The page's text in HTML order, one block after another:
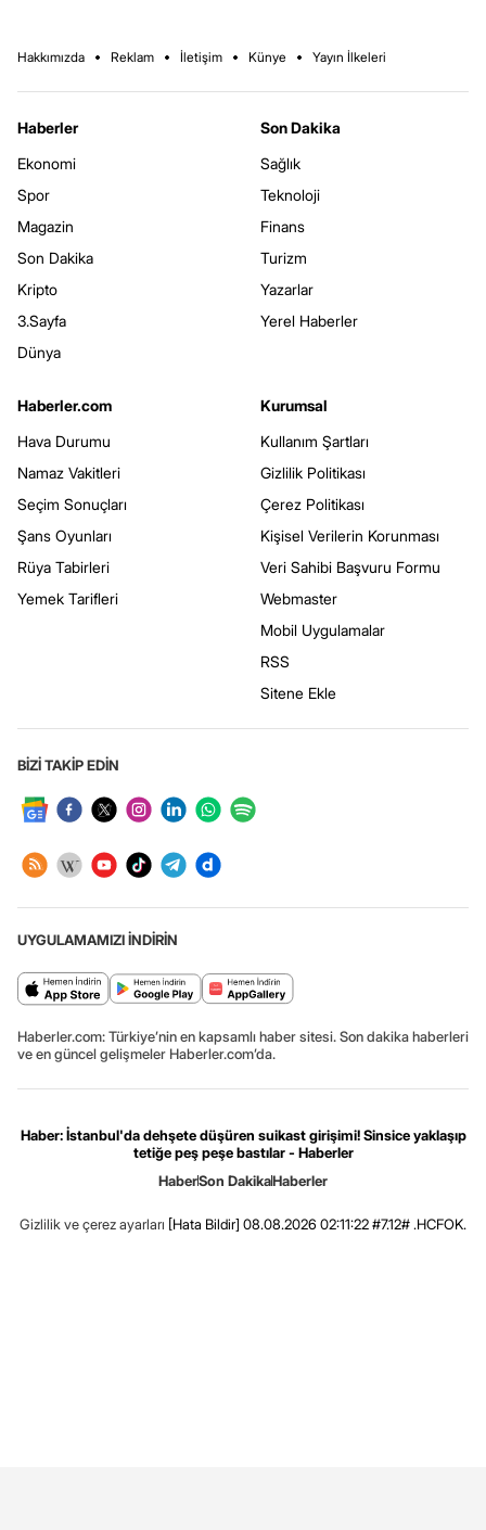
Hakkımızda Reklam İletişim Künye Yayın İlkeleri
Haberler
Ekonomi
Spor
Magazin
Son Dakika
Kripto
3.Sayfa
Dünya
Son Dakika
Sağlık
Teknoloji
Finans
Turizm
Yazarlar
Yerel Haberler
Haberler.com
Hava Durumu
Namaz Vakitleri
Seçim Sonuçları
Şans Oyunları
Rüya Tabirleri
Yemek Tarifleri
Kurumsal
Kullanım Şartları
Gizlilik Politikası
Çerez Politikası
Kişisel Verilerin Korunması
Veri Sahibi Başvuru Formu
Webmaster
Mobil Uygulamalar
RSS
Sitene Ekle
BİZİ TAKİP EDİN
UYGULAMAMIZI İNDİRİN
Haberler.com: Türkiye’nin en kapsamlı haber sitesi. Son dakika haberleri
ve en güncel gelişmeler Haberler.com’da.
Haber: İstanbul'da dehşete düşüren suikast girişimi! Sinsice yaklaşıp
tetiğe peş peşe bastılar - Haberler
HaberSon DakikaHaberler
Gizlilik ve çerez ayarları [Hata Bildir] 08.08.2026 02:11:22 #7.12# .HCFOK.